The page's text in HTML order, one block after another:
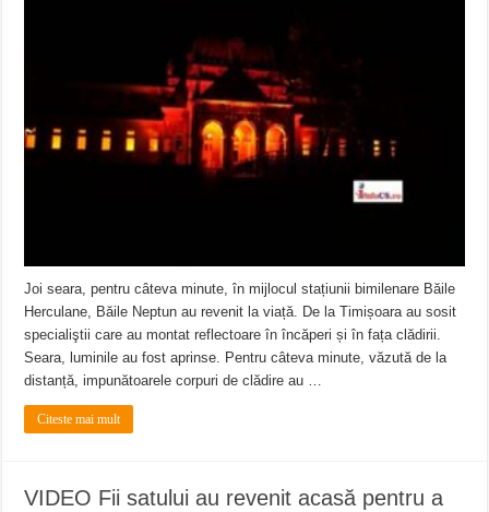
Joi seara, pentru câteva minute, în mijlocul stațiunii bimilenare Băile
Herculane, Băile Neptun au revenit la viață. De la Timișoara au sosit
specialiştii care au montat reflectoare în încăperi și în fața clădirii.
Seara, luminile au fost aprinse. Pentru câteva minute, văzută de la
distanță, impunătoarele corpuri de clădire au …
Citeste mai mult
VIDEO Fii satului au revenit acasă pentru a